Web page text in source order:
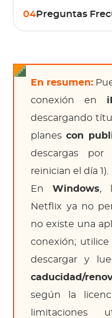
04Preguntas
En resumen:
conexión en
descargando
planescon
descargas
reinician el día 1).
EnWindows,
Netflix ya no
no existe una
conexión;
descargar y
caducidad/
según la
limitaciones